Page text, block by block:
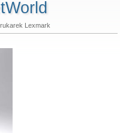
Lexmark